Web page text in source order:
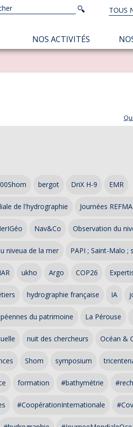
TOUS
Rechercher
NOS ACTIVITÉS
bergot DriX H-9 EMR
de l'hydrographie Journées
Nav&Co Observation du
niveua de la mer PAPI ; Saint-Malo ;
ukho Argo COP26
hydrographie française IA
du patrimoine La Pérouse
nuit des chercheurs Océan &
Shom symposium
formation #bathymétrie
#CoopérationInternationale